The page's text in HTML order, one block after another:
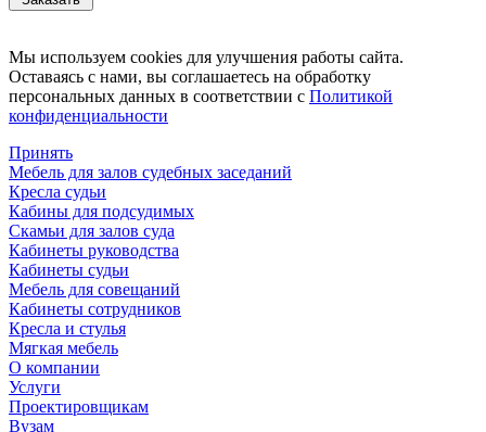
Мы используем cookies для улучшения работы сайта.
Оставаясь с нами, вы соглашаетесь на обработку
персональных данных в соответствии с Политикой
конфиденциальности
Принять
Мебель для залов судебных заседаний
Кресла судьи
Кабины для подсудимых
Скамьи для залов суда
Кабинеты руководства
Кабинеты судьи
Мебель для совещаний
Кабинеты сотрудников
Кресла и стулья
Мягкая мебель
О компании
Услуги
Проектировщикам
Вузам